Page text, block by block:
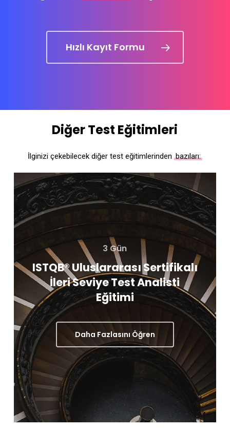
Hızlı Kayıt Formu
Diğer Test Eğitimleri
İlginizi çekebilecek diğer test eğitimlerinden bazıları:
3 Gün
ISTQB® Uluslararası Sertifikalı
İleri Seviye Test Analisti
Eğitimi
Daha Fazlasını Öğren